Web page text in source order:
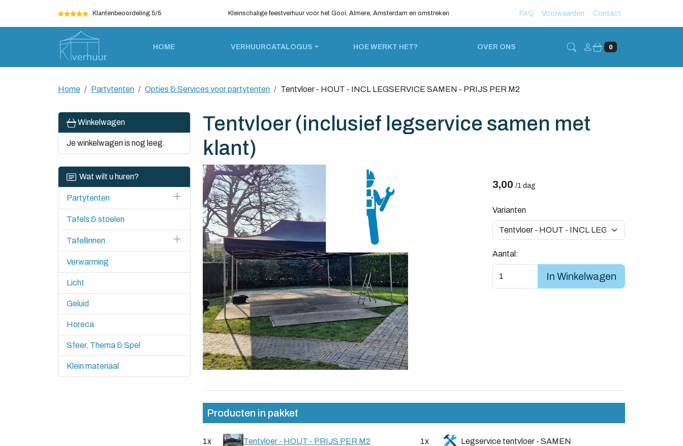
Klantenbeoordeling 5/5 Kleinschalige feestverhuur voor het Gooi, Almere, Amsterdam en omstreken FAQ Voorwaarden Contact
HOME VERHUURCATALOGUS HOE WERKT HET? OVER ONS Account 0
Home Partytenten Opties & Services voor partytenten Tentvloer - HOUT - INCL LEGSERVICE SAMEN - PRIJS PER M2
Winkelwagen
Je winkelwagen is nog leeg.
Wat wilt u huren?
Partytenten
Tafels & stoelen
Tafellinnen
Verwarming
Licht
Geluid
Horeca
Sfeer, Thema & Spel
Klein materiaal
Tentvloer (inclusief legservice samen met
klant)
3,00 /1 dag
Varianten
Aantal:
In Winkelwagen
Producten in pakket
1x Tentvloer - HOUT - PRIJS PER M2 1x Legservice tentvloer - SAMEN